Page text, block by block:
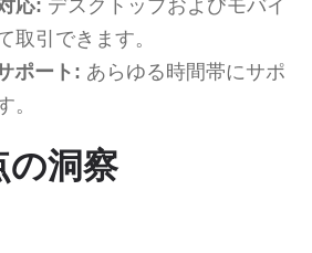
応: デスクトップおよびモバイ
取引できます。
ポート: あらゆる時間帯にサポ
。
の洞察